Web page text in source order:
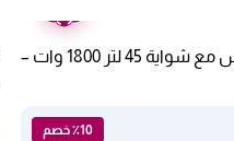
فرن كهربائي امبكس مع شواية 45 لتر 1800 وات –
٪10 خصم